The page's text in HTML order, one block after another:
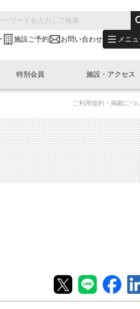
施設ご予約 お問い合わせ メニ
別会員開催
展・参加
"LINK-BioBAY TOKYO"？
(News Letter)
コラム
ュース・事業紹介
ベント
LINK-J WEST
容
本橋エリアについて
特別会員
し込み
施設・アクセス
予約
ご利用規約・掲載につ